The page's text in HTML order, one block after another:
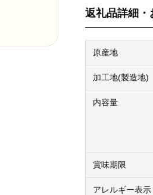
返礼品詳細・
原産地
加工地(製造地)
内容量
賞味期限
アレルギー表示